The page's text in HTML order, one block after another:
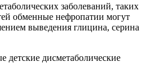
заболеваний, таких
обменные нефропатии могут
выведения глицина, серина
детские дисметаболические